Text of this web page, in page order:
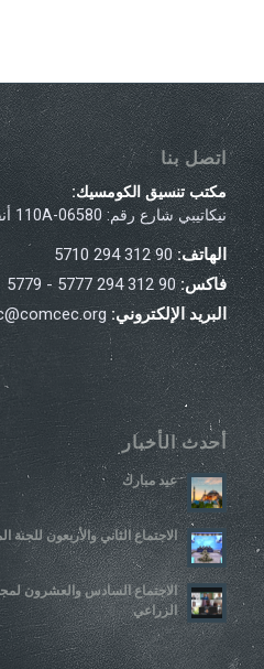
اتصل بنا
مكتب تنسيق الكومسيك:
نيكاتيبي شارع رقم: 110A-06580 أنقرة، تركيا
الهاتف:90 312 294 5710
فاكس:90 312 294 5777 - 5779
البريد الإلكتروني:
أحدث الأخبار
عيد مبارك
الاجتماع الثاني والأربعون للجنة
الاجتماع السادس والعشرون
الزراعي